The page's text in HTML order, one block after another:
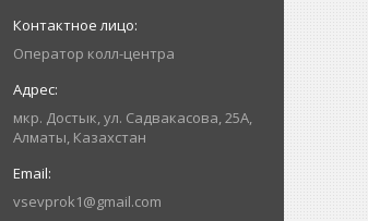
Оператор колл-центра
мкр. Достык, ул. Садвакасова, 25А,
Алматы, Казахстан
vsevprok1@gmail.com